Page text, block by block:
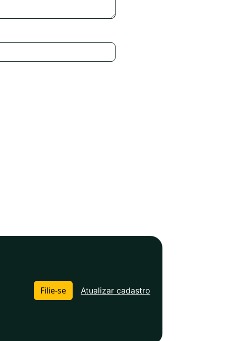
Filie-se Atualizar cadastro